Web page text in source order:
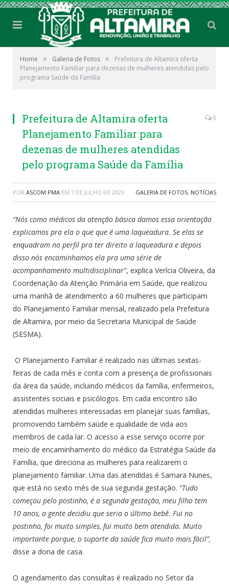
Home » Galeria de Fotos »
Prefeitura de Altamira oferta
Planejamento Familiar para dezenas de mulheres atendidas pelo
programa Saúde da Família
Prefeitura de Altamira oferta
Planejamento Familiar para
dezenas de mulheres atendidas
pelo programa Saúde da Família
0
POR ASCOM PMA EM 7 DE JULHO DE 2023 GALERIA DE FOTOS, NOTÍCIAS
“Nós como médicos da atenção básica damos essa orientação
explicamos pra ela o que que é uma laqueadura. Se elas se
enquadram no perfil pra ter direito a laqueadura e depois
disso nós encaminhamos ela pra uma série de
acompanhamento multidisciplinar”, explica Verícia Oliveira, da
Coordenação da Atenção Primária em Saúde, que realizou
uma manhã de atendimento a 60 mulheres que participam
do Planejamento Familiar mensal, realizado pela Prefeitura
de Altamira, por meio da Secretaria Municipal de Saúde
(SESMA).
O Planejamento Familiar é realizado nas últimas sextas-
feiras de cada mês e conta com a presença de profissionais
da área da saúde, incluindo médicos da família, enfermeiros,
assistentes sociais e psicólogos. Em cada encontro são
atendidas mulheres interessadas em planejar suas famílias,
promovendo também saúde e qualidade de vida aos
membros de cada lar. O acesso a esse serviço ocorre por
meio de encaminhamento do médico da Estratégia Saúde da
Família, que direciona as mulheres para realizarem o
planejamento familiar. Uma das atendidas é Samara Nunes,
que está no sexto mês de sua segunda gestação. “Tudo
começou pelo postinho, é a segunda gestação, meu filho tem
10 anos, a gente decidiu que seria o último bebê. Fui no
postinho, foi muito simples, fui muito bem atendida. Muito
importante porque, o suporte da saúde fica muito mais fácil”,
disse a dona de casa.
O agendamento das consultas é realizado no Setor da